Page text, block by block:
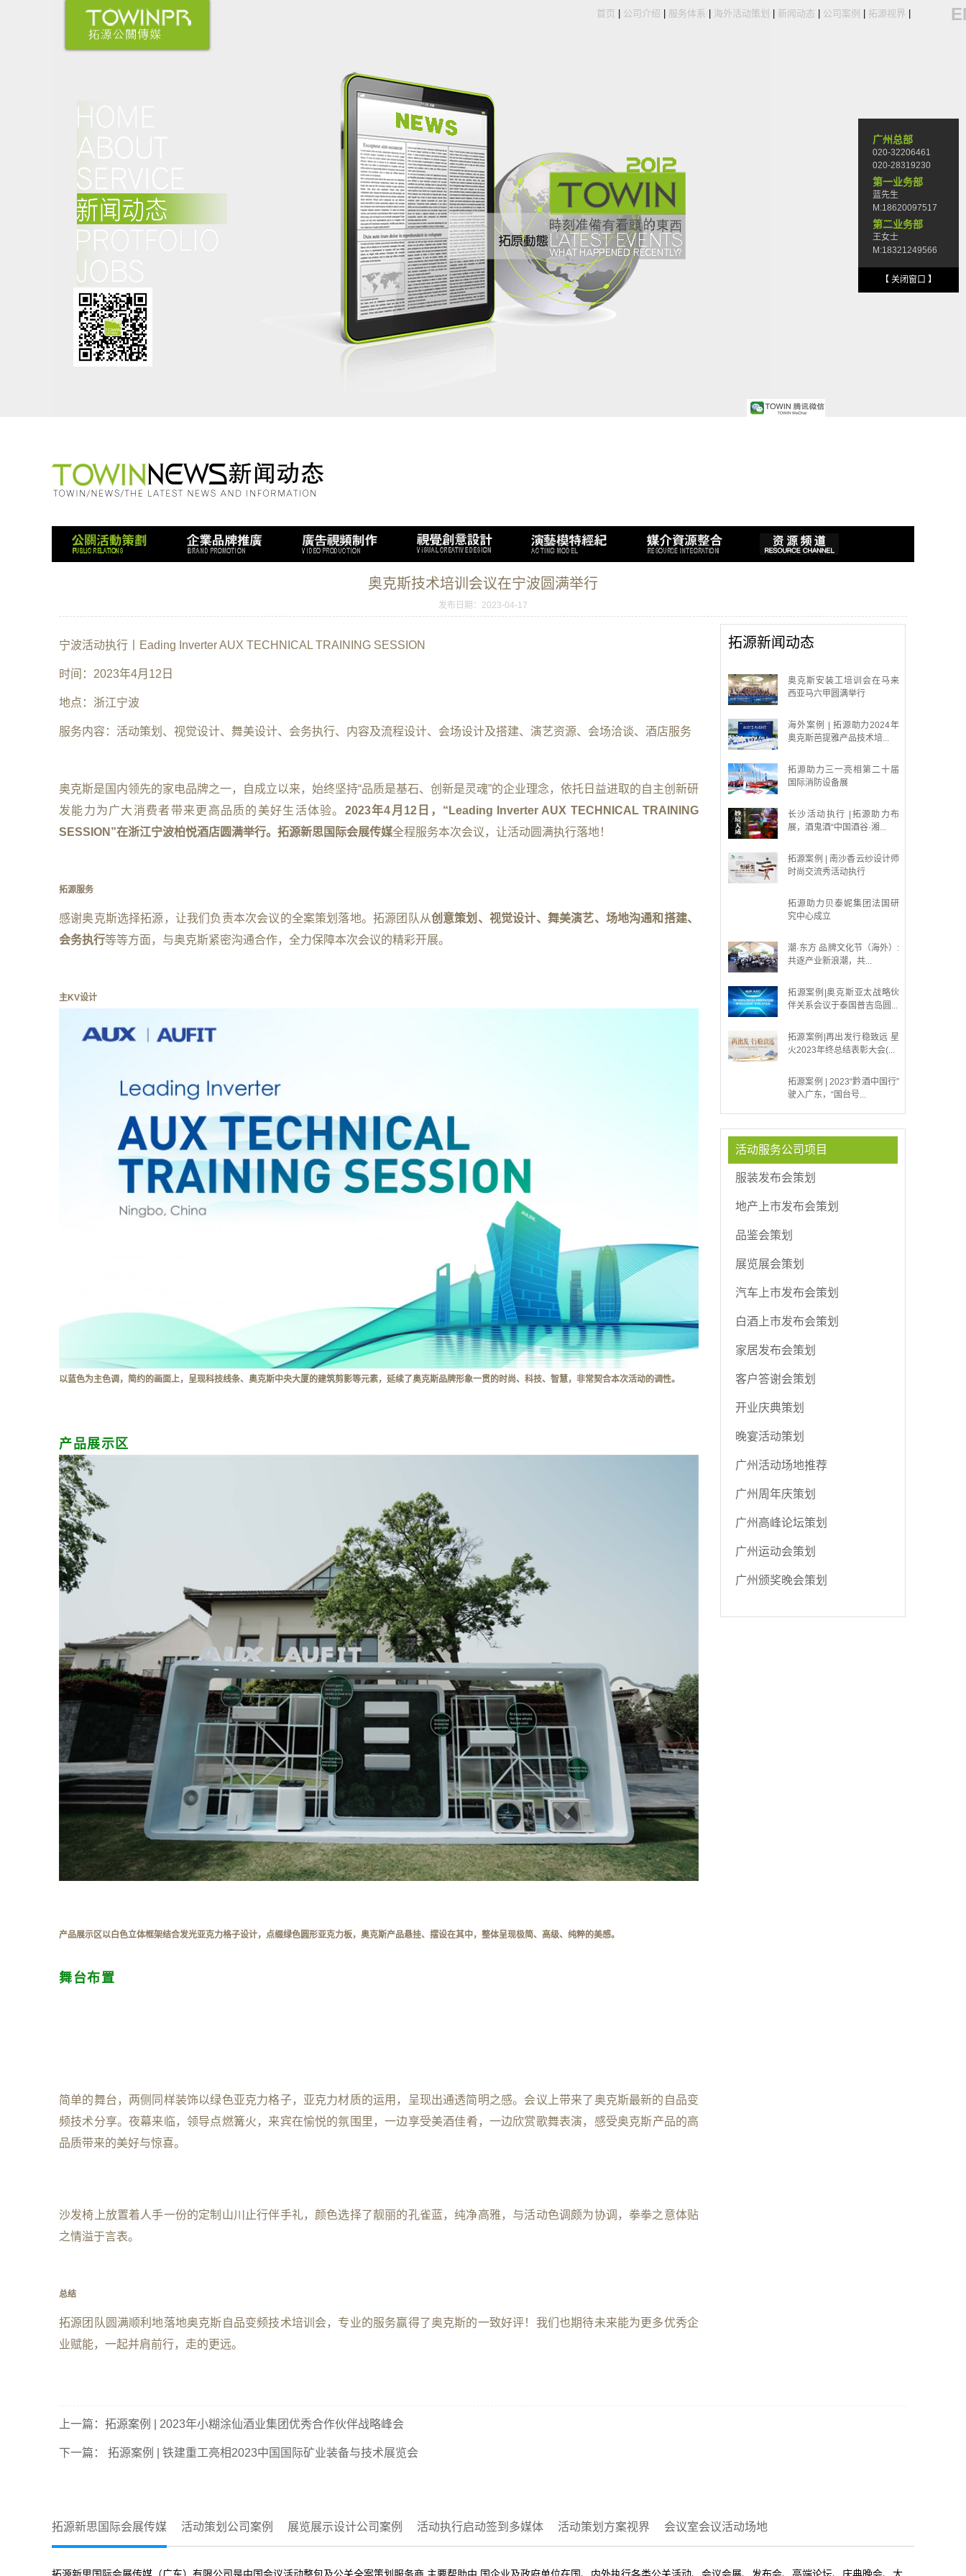
首页 公司介绍 服务体系 海外活动策划 新闻动态 公司案例 拓源视界
奥克斯技术培训会议在宁波圆满举行
发布日期：2023-04-17
宁波活动执行丨Eading Inverter AUX TECHNICAL TRAINING SESSION
时间：2023年4月12日
地点：浙江宁波
服务内容：活动策划、视觉设计、舞美设计、会务执行、内容及流程设计、会场设计及搭建、演艺资源、会场洽谈、酒店服务
奥克斯是国内领先的家电品牌之一，自成立以来，始终坚持“品质是基石、创新是灵魂”的企业理念，依托日益进取的自主创新研
发能力为广大消费者带来更高品质的美好生活体验。 2023年4月12日，“Leading Inverter AUX TECHNICAL TRAINING
SESSION”在浙江宁波柏悦酒店圆满举行。 拓源新思国际会展传媒全程服务本次会议，让活动圆满执行落地！
拓源服务
感谢奥克斯选择拓源，让我们负责本次会议的全案策划落地。拓源团队从创意策划、视觉设计、舞美演艺、场地沟通和搭建、
会务执行等等方面，与奥克斯紧密沟通合作，全力保障本次会议的精彩开展。
主KV设计
以蓝色为主色调，简约的画面上，呈现科技线条、奥克斯中央大厦的建筑剪影等元素，延续了奥克斯品牌形象一贯的时尚、科技、智慧，非常契合本次活动的调性。
产品展示区
产品展示区以白色立体框架结合发光亚克力格子设计，点缀绿色圆形亚克力板，奥克斯产品悬挂、摆设在其中，整体呈现极简、高级、纯粹的美感。
舞台布置
简单的舞台，两侧同样装饰以绿色亚克力格子，亚克力材质的运用，呈现出通透简明之感。 会议上带来了奥克斯最新的自品变
频技术分享。夜幕来临，领导点燃篝火， 来宾在愉悦的氛围 里，一边享受美酒佳肴 ，一边欣赏歌舞表演， 感受奥克斯产品的高
品质带来的美好与惊喜。
沙发椅上放置着人手一份的定制山川止行伴手礼，颜色选择了靓丽的孔雀蓝，纯净高雅，与活动色调颇为协调，拳拳之意体贴
之情溢于言表。
总结
拓源团队圆满顺利地落地奥克斯自品变频技术培训会，专业的服务赢得了奥克斯的一致好评！我们也期待未来能为更多优秀企
业赋能，一起并肩前行，走的更远。
拓源新闻动态
奥克斯安装工培训会在马来
西亚马六甲圆满举行
海外案例 | 拓源助力2024年
奥克斯芭提雅产品技术培...
拓源助力三一亮相第二十届
国际消防设备展
长沙活动执行 |拓源助力布
展，酒鬼酒“中国酒谷·湘...
拓源案例 | 南沙香云纱设计师
时尚交流秀活动执行
拓源助力贝泰妮集团法国研
究中心成立
潮·东方 品牌文化节（海外）:
共逐产业新浪潮，共...
拓源案例|奥克斯亚太战略伙
伴关系会议于泰国普吉岛圆...
拓源案例|再出发行稳致远 星
火2023年终总结表彰大会(...
拓源案例 | 2023“黔酒中国行”
驶入广东，“国台号...
活动服务公司项目
服装发布会策划
地产上市发布会策划
品鉴会策划
展览展会策划
汽车上市发布会策划
白酒上市发布会策划
家居发布会策划
客户答谢会策划
开业庆典策划
晚宴活动策划
广州活动场地推荐
广州周年庆策划
广州高峰论坛策划
广州运动会策划
广州颁奖晚会策划
上一篇： 拓源案例 | 2023年小糊涂仙酒业集团优秀合作伙伴战略峰会
下一篇： 拓源案例 | 铁建重工亮相2023中国国际矿业装备与技术展览会
拓源新思国际会展传媒 活动策划公司案例 展览展示设计公司案例 活动执行启动签到多媒体 活动策划方案视界 会议室会议活动场地
广州总部
020-32206461
020-28319230
第一业务部
蓝先生
M:18620097517
第二业务部
王女士
M:18321249566
【 关闭窗口 】